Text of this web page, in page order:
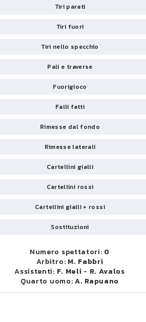
Tiri parati
Tiri fuori
Tiri nello specchio
Pali e traverse
Fuorigioco
Falli fatti
Rimesse dal fondo
Rimesse laterali
Cartellini gialli
Cartellini rossi
Cartellini gialli + rossi
Sostituzioni
Numero spettatori: 0
Arbitro: M. Fabbri
Assistenti: F. Meli - R. Avalos
Quarto uomo:A. Rapuano